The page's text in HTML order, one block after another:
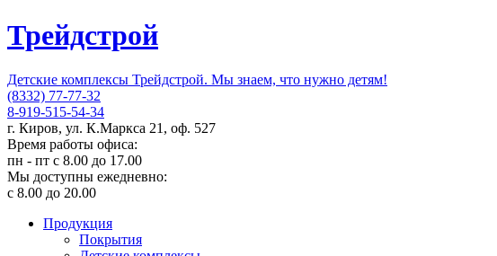
Трейдстрой
Детские комплексы Трейдстрой. Мы знаем, что нужно детям!
(8332) 77-77-32
8-919-515-54-34
г. Киров, ул. К.Маркса 21, оф. 527
Время работы офиса:
пн - пт с 8.00 до 17.00
Мы доступны ежедневно:
с 8.00 до 20.00
Продукция
Покрытия